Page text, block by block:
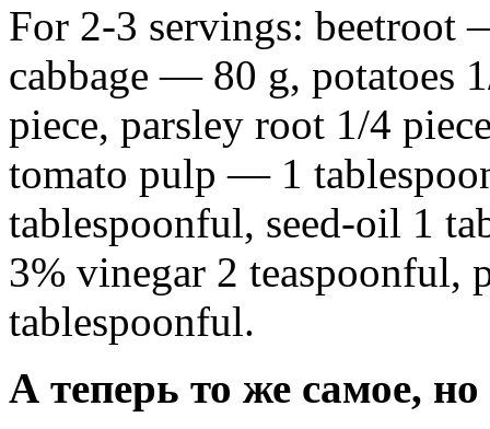
For 2-3 servings: beetroot
cabbage — 80 g,
piece, parsley root 1/4
tomato pulp — 1
tablespoonful, seed-oil 1
3% vinegar 2
tablespoonful.
А теперь то же самое, но